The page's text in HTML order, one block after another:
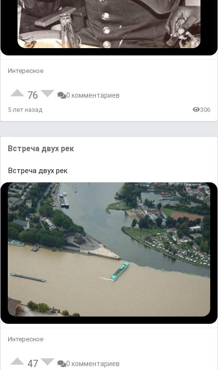
Интересное
76 0 комментариев
5 лет назад 306
Встреча двух рек
Встреча двух рек
Интересное
47 0 комментариев